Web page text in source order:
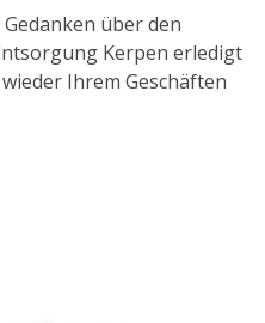
über den
Kerpen erledigt
Ihrem Geschäften